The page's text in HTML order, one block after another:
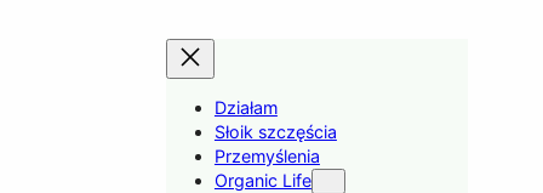
Działam
Słoik szczęścia
Przemyślenia
Organic Life